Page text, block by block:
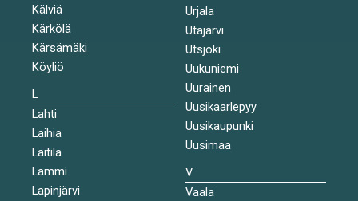
Kälviä
Kärkölä
Kärsämäki
Köyliö
L
Lahti
Laihia
Laitila
Lammi
Lapinjärvi
Urjala
Utajärvi
Utsjoki
Uukuniemi
Uurainen
Uusikaarlepyy
Uusikaupunki
Uusimaa
V
Vaala